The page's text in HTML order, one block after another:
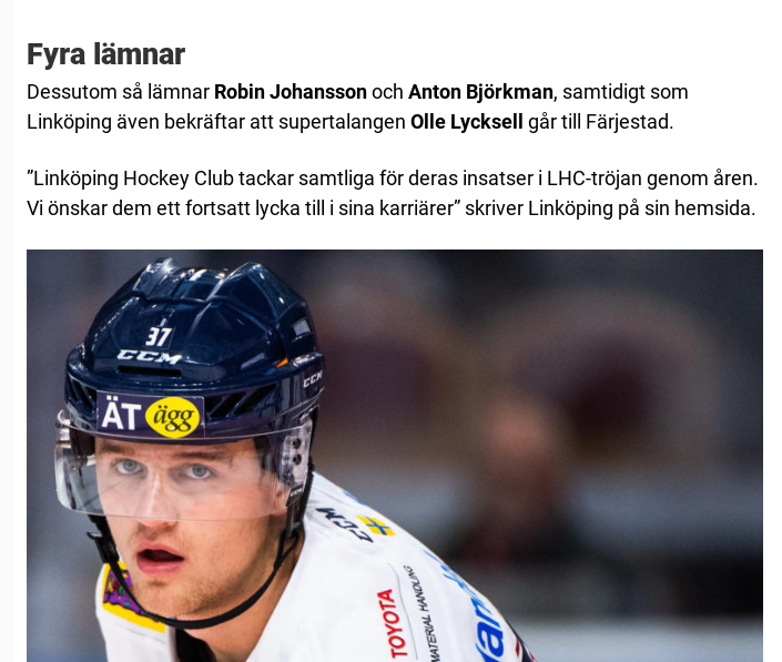
Fyra lämnar
Dessutom så lämnar RobinJohanssonoch Anton Björkman, samtidigt som
Linköping även bekräftar att supertalangen Olle Lycksell går till Färjestad.
”Linköping Hockey Club tackar samtliga för deras insatser i LHC-tröjan genom åren.
Vi önskar dem ett fortsatt lycka till i sina karriärer” skriver Linköping på sin hemsida.